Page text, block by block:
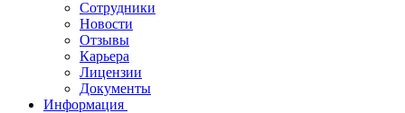
Сотрудники
Новости
Отзывы
Карьера
Лицензии
Документы
Информация